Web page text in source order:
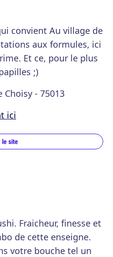
convient Au village de
aux formules, ici
Et ce, pour le plus
;)
Choisy - 75013
ici
le site
Fraicheur, finesse et
de cette enseigne.
votre bouche tel un